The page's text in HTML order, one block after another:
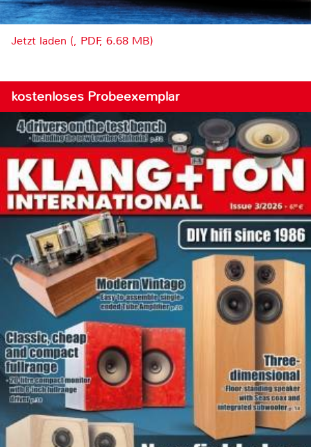
Jetzt laden (, PDF, 6.68 MB)
kostenloses Probeexemplar